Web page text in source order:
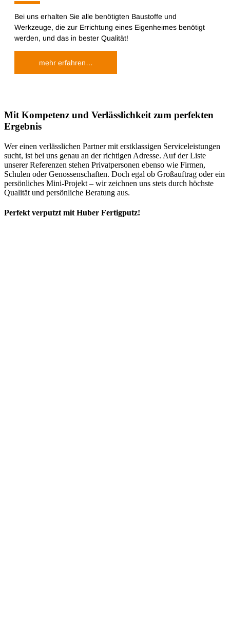
Bei uns erhalten Sie alle benötigten Baustoffe und
Werkzeuge, die zur Errichtung eines Eigenheimes benötigt
werden, und das in bester Qualität!
mehr erfahren…
Mit Kompetenz und Verlässlichkeit zum perfekten
Ergebnis
Wer einen verlässlichen Partner mit erstklassigen Serviceleistungen
sucht, ist bei uns genau an der richtigen Adresse. Auf der Liste
unserer Referenzen stehen Privatpersonen ebenso wie Firmen,
Schulen oder Genossenschaften. Doch egal ob Großauftrag oder ein
persönliches Mini-Projekt – wir zeichnen uns stets durch höchste
Qualität und persönliche Beratung aus.
Perfekt verputzt mit Huber Fertigputz!